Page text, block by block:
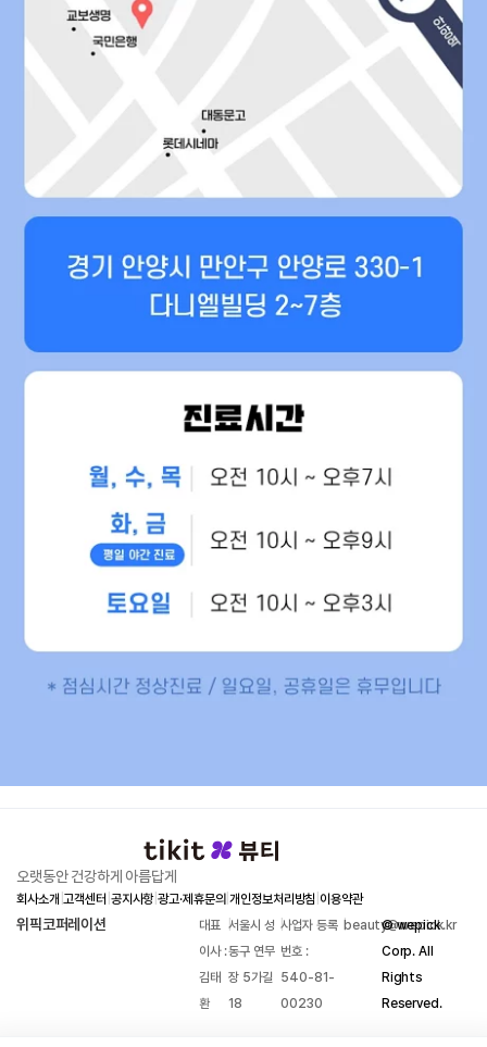
오랫동안 건강하게 아름답게
회사소개 |고객센터 공지사항|광고·제휴문의 |개인정보처리방침 이용약관
위픽코퍼레이션
대표
이사 :
김태
환
|서울시 성
동구 연무
장 5가길
18
|사업자 등록
번호 :
540-81-
00230
|beauty@wepick.kr
© wepick
Corp. All
Rights
Reserved.